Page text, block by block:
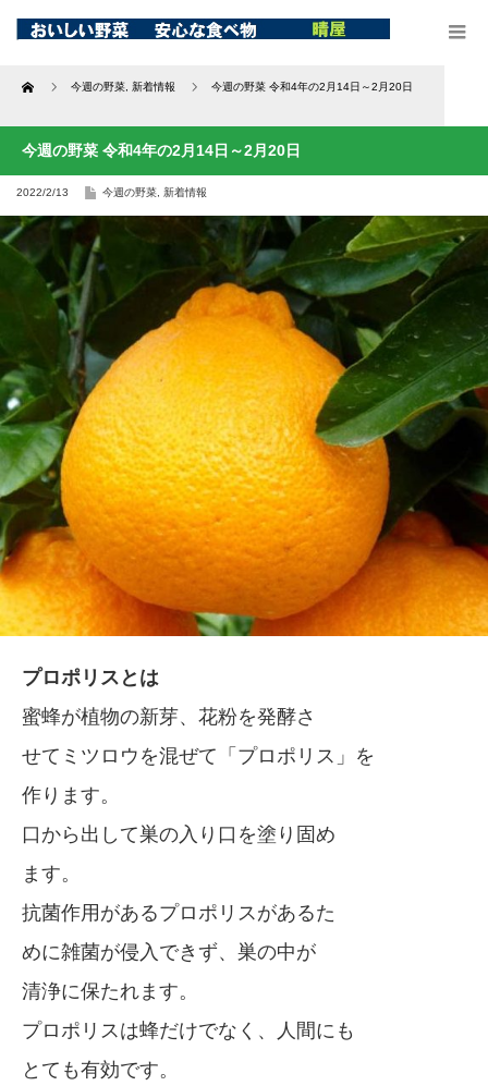
Home 今週の野菜 新着情報 今週の野菜 令和4年の2月14日～2月20日
今週の野菜 令和4年の2月14日～2月20日
2022/2/13 今週の野菜 新着情報
プロポリスとは
蜜蜂が植物の新芽、花粉を発酵さ
せてミツロウを混ぜて「プロポリス」を
作ります。
口から出して巣の入り口を塗り固め
ます。
抗菌作用があるプロポリスがあるた
めに雑菌が侵入できず、巣の中が
清浄に保たれます。
プロポリスは蜂だけでなく、人間にも
とても有効です。